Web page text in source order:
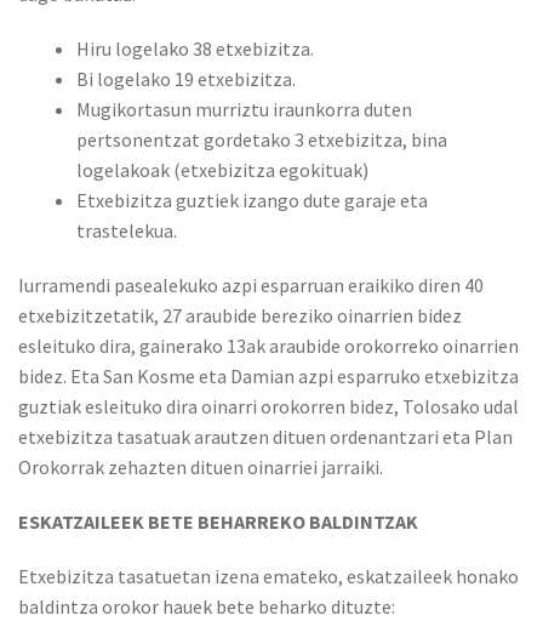
Hiru logelako 38 etxebizitza.
Bi logelako 19 etxebizitza.
Mugikortasun murriztu iraunkorra duten
pertsonentzat gordetako 3 etxebizitza, bina
logelakoak (etxebizitza egokituak)
Etxebizitza guztiek izango dute garaje eta
trastelekua.
Iurramendi pasealekuko azpi esparruan eraikiko diren 40
etxebizitzetatik, 27 araubide bereziko oinarrien bidez
esleituko dira, gainerako 13ak araubide orokorreko oinarrien
bidez. Eta San Kosme eta Damian azpi esparruko etxebizitza
guztiak esleituko dira oinarri orokorren bidez, Tolosako udal
etxebizitza tasatuak arautzen dituen ordenantzari eta Plan
Orokorrak zehazten dituen oinarriei jarraiki.
ESKATZAILEEK BETE BEHARREKO BALDINTZAK
Etxebizitza tasatuetan izena emateko, eskatzaileek honako
baldintza orokor hauek bete beharko dituzte: